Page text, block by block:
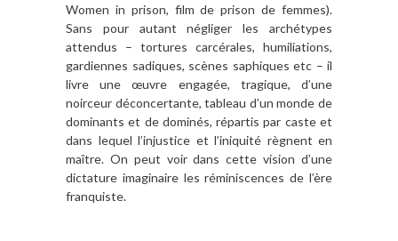
Women in prison, film de prison de femmes).
Sans pour autant négliger les archétypes
attendus – tortures carcérales, humiliations,
gardiennes sadiques, scènes saphiques etc – il
livre une œuvre engagée, tragique, d’une
noirceur déconcertante, tableau d’un monde de
dominants et de dominés, répartis par caste et
dans lequel l’injustice et l’iniquité règnent en
maître. On peut voir dans cette vision d’une
dictature imaginaire les réminiscences de l’ère
franquiste.